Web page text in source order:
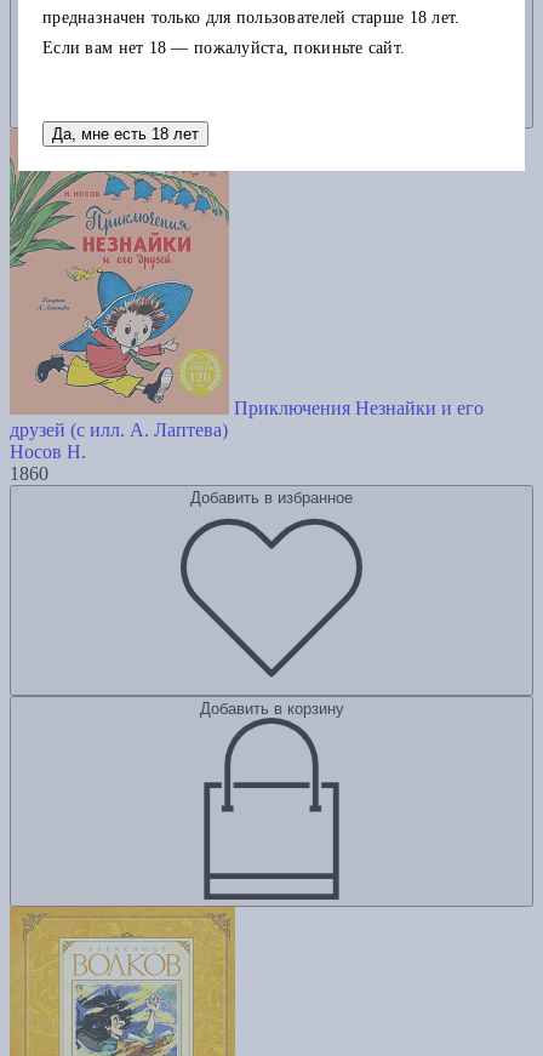
Приключения Незнайки и его
друзей (с илл. А. Лаптева)
Носов Н.
1860
Добавить в избранное
Добавить в корзину
предназначен только для пользователей старше 18 лет.
Если вам нет 18 — пожалуйста, покиньте сайт.
Да, мне есть 18 лет